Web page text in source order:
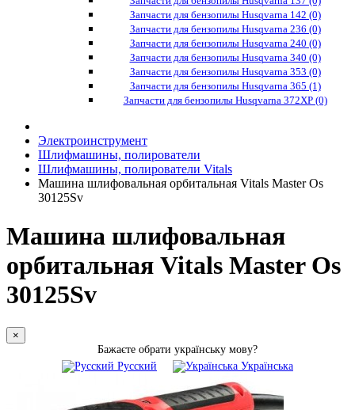
Запчасти для бензопилы Husqvarna 142 (0)
Запчасти для бензопилы Husqvarna 236 (0)
Запчасти для бензопилы Husqvarna 240 (0)
Запчасти для бензопилы Husqvarna 340 (0)
Запчасти для бензопилы Husqvarna 353 (0)
Запчасти для бензопилы Husqvarna 365 (1)
Запчасти для бензопилы Husqvarna 372XP (0)
Электроинструмент
Шлифмашины, полирователи
Шлифмашины, полирователи Vitals
Машина шлифовальная орбитальная Vitals Master Os
30125Sv
Машина шлифовальная
орбитальная Vitals Master Os
30125Sv
×
Бажаєте обрати українську мову?
Русский
Українська